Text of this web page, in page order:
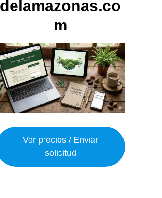
delamazonas.co
m
Ver precios / Enviar
solicitud